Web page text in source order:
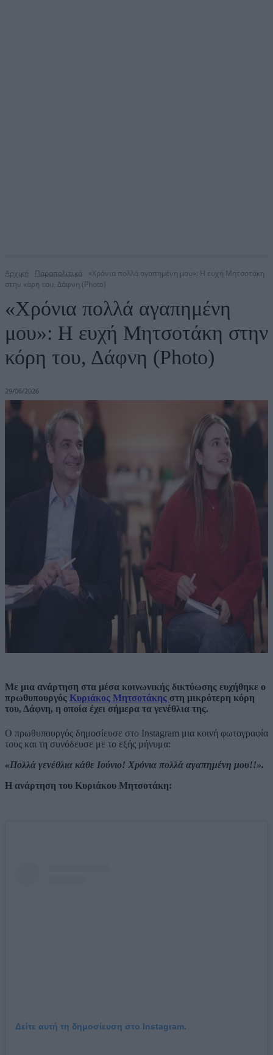
Αρχική Παραπολιτικά
«Χρόνια πολλά αγαπημένη μου»: H ευχή Μητσοτάκη
στην κόρη του, Δάφνη (Photo)
«Χρόνια πολλά αγαπημένη
μου»: H ευχή Μητσοτάκη στην
κόρη του, Δάφνη (Photo)
29/06/2026
Με μια ανάρτηση στα μέσα κοινωνικής δικτύωσης ευχήθηκε ο
πρωθυπουργός Κυριάκος Μητσοτάκης στη μικρότερη κόρη
του, Δάφνη, η οποία έχει σήμερα τα γενέθλια της.
Ο πρωθυπουργός δημοσίευσε στο Instagram μια κοινή φωτογραφία
τους και τη συνόδευσε με το εξής μήνυμα:
«Πολλά γενέθλια κάθε Ιούνιο! Χρόνια πολλά αγαπημένη μου!!».
Η ανάρτηση του Κυριάκου Μητσοτάκη:
Δείτε αυτή τη δημοσίευση στο Instagram.